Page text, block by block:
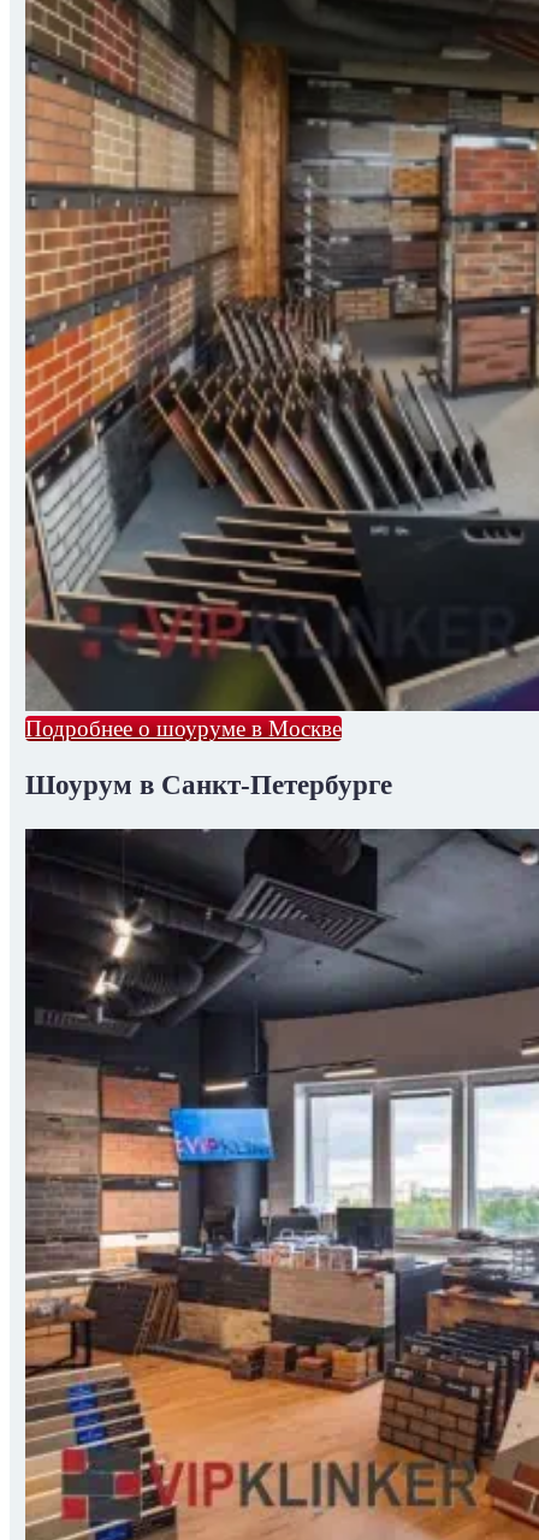
Подробнее о шоуруме в Москве
Шоурум в Санкт-Петербурге